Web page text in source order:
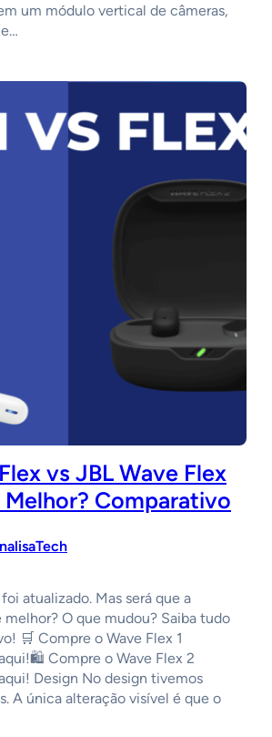
um módulo vertical de câmeras,
vs JBL Wave Flex
Melhor? Comparativo
atualizado. Mas será que a
melhor? O que mudou? Saiba tudo
🛒 Compre o Wave Flex 1
Compre o Wave Flex 2
Design No design tivemos
A única alteração visível é que o